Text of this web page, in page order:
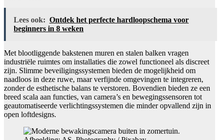
Lees ook: Ontdek het perfecte hardloopschema voor
beginners in 8 weken
Met blootliggende bakstenen muren en stalen balken vragen
industriële ruimtes om installaties die zowel functioneel als discreet
zijn. Slimme beveiligingssystemen bieden de mogelijkheid om
naadloos in deze ruwe, maar verfijnde omgevingen te integreren,
zonder de esthetische balans te verstoren. Bovendien bieden ze een
breed scala aan functies, van camera’s en bewegingssensoren tot
geautomatiseerde verlichtingssystemen die minder opvallend zijn in
open loftdesigns.